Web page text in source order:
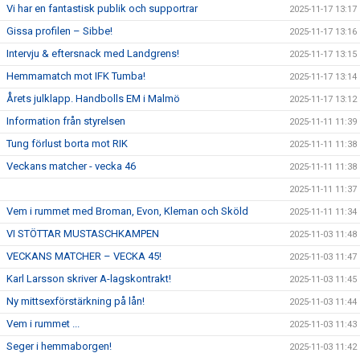
Vi har en fantastisk publik och supportrar 2025-11-17 13:17
Gissa profilen – Sibbe! 2025-11-17 13:16
Intervju & eftersnack med Landgrens! 2025-11-17 13:15
Hemmamatch mot IFK Tumba! 2025-11-17 13:14
Årets julklapp. Handbolls EM i Malmö 2025-11-17 13:12
Information från styrelsen 2025-11-11 11:39
Tung förlust borta mot RIK 2025-11-11 11:38
Veckans matcher - vecka 46 2025-11-11 11:38
2025-11-11 11:37
Vem i rummet med Broman, Evon, Kleman och Sköld 2025-11-11 11:34
VI STÖTTAR MUSTASCHKAMPEN 2025-11-03 11:48
VECKANS MATCHER – VECKA 45! 2025-11-03 11:47
Karl Larsson skriver A-lagskontrakt! 2025-11-03 11:45
Ny mittsexförstärkning på lån! 2025-11-03 11:44
Vem i rummet ... 2025-11-03 11:43
Seger i hemmaborgen! 2025-11-03 11:42